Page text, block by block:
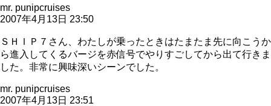
mr. punipcruises
2007年4月13日 23:50
ＳＨＩＰ７さん、わたしが乗ったときはたまたま先に向こうか
ら進入してくるバージを赤信号でやりすごしてから出て行きま
した。非常に興味深いシーンでした。
mr. punipcruises
2007年4月13日 23:51